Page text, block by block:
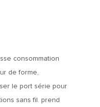
consommation
de forme,
le port série pour
sans fil. prend